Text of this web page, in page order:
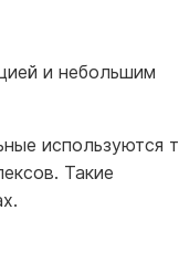
и небольшим
используются
Такие